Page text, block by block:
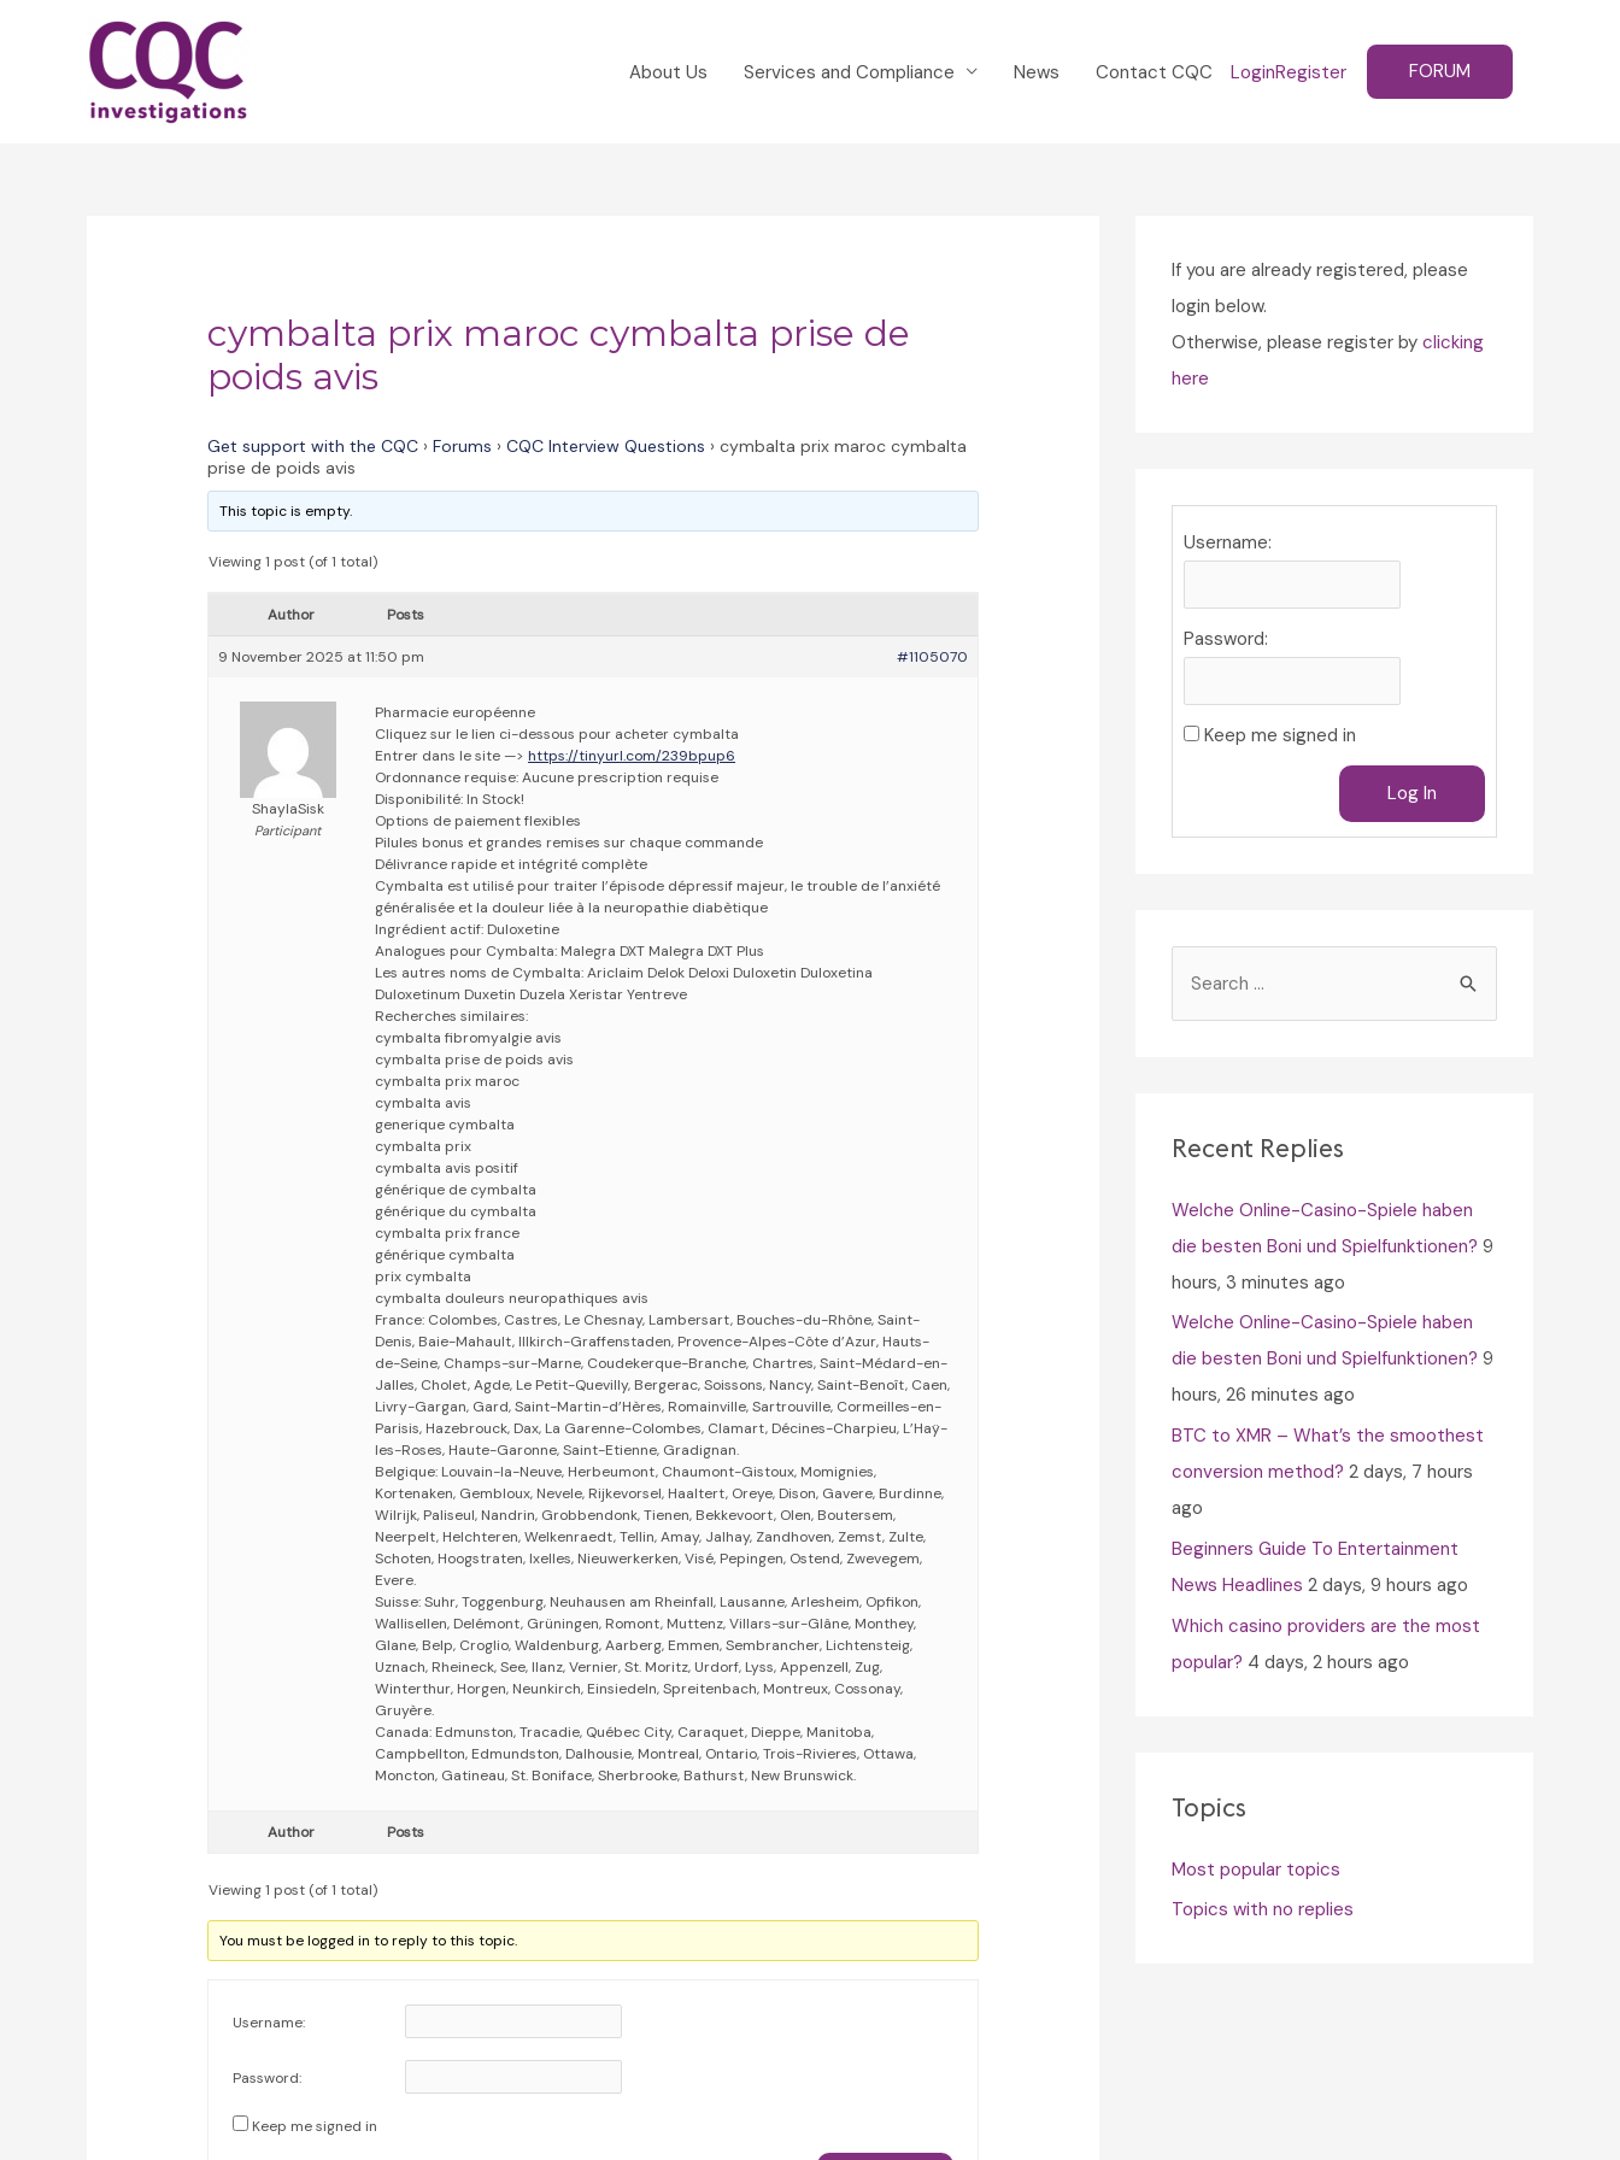
About Us Services and Compliance News Contact CQC LoginRegister FORUM
cymbalta prix maroc cymbalta prise de
poids avis
Get support with the CQC › Forums › CQC Interview Questions › cymbalta prix maroc cymbalta
prise de poids avis
This topic is empty.
Viewing 1 post (of 1 total)
Author Posts
9 November 2025 at 11:50 pm #1105070
ShaylaSisk
Participant
Pharmacie européenne
Cliquez sur le lien ci-dessous pour acheter cymbalta
Entrer dans le site —>https://tinyurl.com/239bpup6
Ordonnance requise: Aucune prescription requise
Disponibilité: In Stock!
Options de paiement flexibles
Pilules bonus et grandes remises sur chaque commande
Délivrance rapide et intégrité complète
Cymbalta est utilisé pour traiter l’épisode dépressif majeur, le trouble de l’anxiété
généralisée et la douleur liée à la neuropathie diabètique
Ingrédient actif: Duloxetine
Analogues pour Cymbalta: Malegra DXT Malegra DXT Plus
Les autres noms de Cymbalta: Ariclaim Delok Deloxi Duloxetin Duloxetina
Duloxetinum Duxetin Duzela Xeristar Yentreve
Recherches similaires:
cymbalta fibromyalgie avis
cymbalta prise de poids avis
cymbalta prix maroc
cymbalta avis
generique cymbalta
cymbalta prix
cymbalta avis positif
générique de cymbalta
générique du cymbalta
cymbalta prix france
générique cymbalta
prix cymbalta
cymbalta douleurs neuropathiques avis
France: Colombes, Castres, Le Chesnay, Lambersart, Bouches-du-Rhône, Saint-
Denis, Baie-Mahault, Illkirch-Graffenstaden, Provence-Alpes-Côte d’Azur, Hauts-
de-Seine, Champs-sur-Marne, Coudekerque-Branche, Chartres, Saint-Médard-en-
Jalles, Cholet, Agde, Le Petit-Quevilly, Bergerac, Soissons, Nancy, Saint-Benoît, Caen,
Livry-Gargan, Gard, Saint-Martin-d’Hères, Romainville, Sartrouville, Cormeilles-en-
Parisis, Hazebrouck, Dax, La Garenne-Colombes, Clamart, Décines-Charpieu, L’Haÿ-
les-Roses, Haute-Garonne, Saint-Etienne, Gradignan.
Belgique: Louvain-la-Neuve, Herbeumont, Chaumont-Gistoux, Momignies,
Kortenaken, Gembloux, Nevele, Rijkevorsel, Haaltert, Oreye, Dison, Gavere, Burdinne,
Wilrijk, Paliseul, Nandrin, Grobbendonk, Tienen, Bekkevoort, Olen, Boutersem,
Neerpelt, Helchteren, Welkenraedt, Tellin, Amay, Jalhay, Zandhoven, Zemst, Zulte,
Schoten, Hoogstraten, Ixelles, Nieuwerkerken, Visé, Pepingen, Ostend, Zwevegem,
Evere.
Suisse: Suhr, Toggenburg, Neuhausen am Rheinfall, Lausanne, Arlesheim, Opfikon,
Wallisellen, Delémont, Grüningen, Romont, Muttenz, Villars-sur-Glâne, Monthey,
Glane, Belp, Croglio, Waldenburg, Aarberg, Emmen, Sembrancher, Lichtensteig,
Uznach, Rheineck, See, Ilanz, Vernier, St. Moritz, Urdorf, Lyss, Appenzell, Zug,
Winterthur, Horgen, Neunkirch, Einsiedeln, Spreitenbach, Montreux, Cossonay,
Gruyère.
Canada: Edmunston, Tracadie, Québec City, Caraquet, Dieppe, Manitoba,
Campbellton, Edmundston, Dalhousie, Montreal, Ontario, Trois-Rivieres, Ottawa,
Moncton, Gatineau, St. Boniface, Sherbrooke, Bathurst, New Brunswick.
Author Posts
Viewing 1 post (of 1 total)
You must be logged in to reply to this topic.
Username:
Password:
Keep me signed in
If you are already registered, please
login below.
Otherwise, please register by clicking
here
Username:
Password:
Keep me signed in
Log In
h
o
r
:
Recent Replies
Welche Online-Casino-Spiele haben
die besten Boni und Spielfunktionen? 9
hours, 3 minutes ago
Welche Online-Casino-Spiele haben
die besten Boni und Spielfunktionen? 9
hours, 26 minutes ago
BTC to XMR – What’s the smoothest
conversion method? 2 days, 7 hours
ago
Beginners Guide To Entertainment
News Headlines 2 days, 9 hours ago
Which casino providers are the most
popular? 4 days, 2 hours ago
Topics
Most popular topics
Topics with no replies